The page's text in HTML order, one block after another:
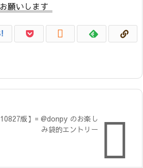
願いします


版】= @donpy のお楽し
み袋的エントリー